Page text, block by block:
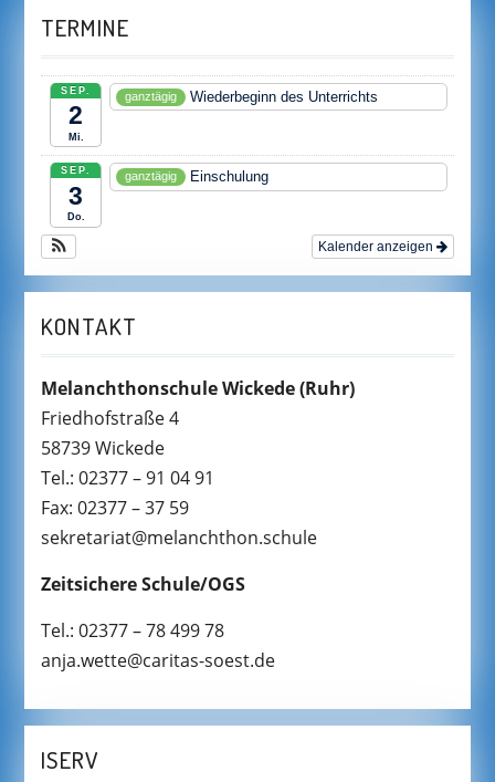
TERMINE
SEP.
2
Mi.
ganztägig Wiederbeginn des Unterrichts
SEP.
3
Do.
ganztägig Einschulung
Kalender anzeigen
KONTAKT
Melanchthonschule Wickede(Ruhr)
Friedhofstraße 4
58739 Wickede
Tel.: 02377 – 91 04 91
Fax: 02377 – 37 59
sekretariat@melanchthon.schule
Zeitsichere Schule/OGS
Tel.: 02377 – 78 499 78
anja.wette@caritas-soest.de
ISERV